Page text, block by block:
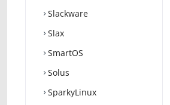
Slackware
Slax
SmartOS
Solus
SparkyLinux